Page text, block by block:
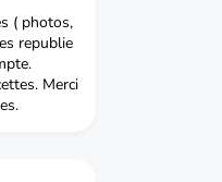
( photos,
republie
Merci